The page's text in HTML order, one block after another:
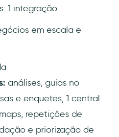
1 integração
em escala e
análises, guias no
e enquetes, 1 central
repetições de
e priorização de